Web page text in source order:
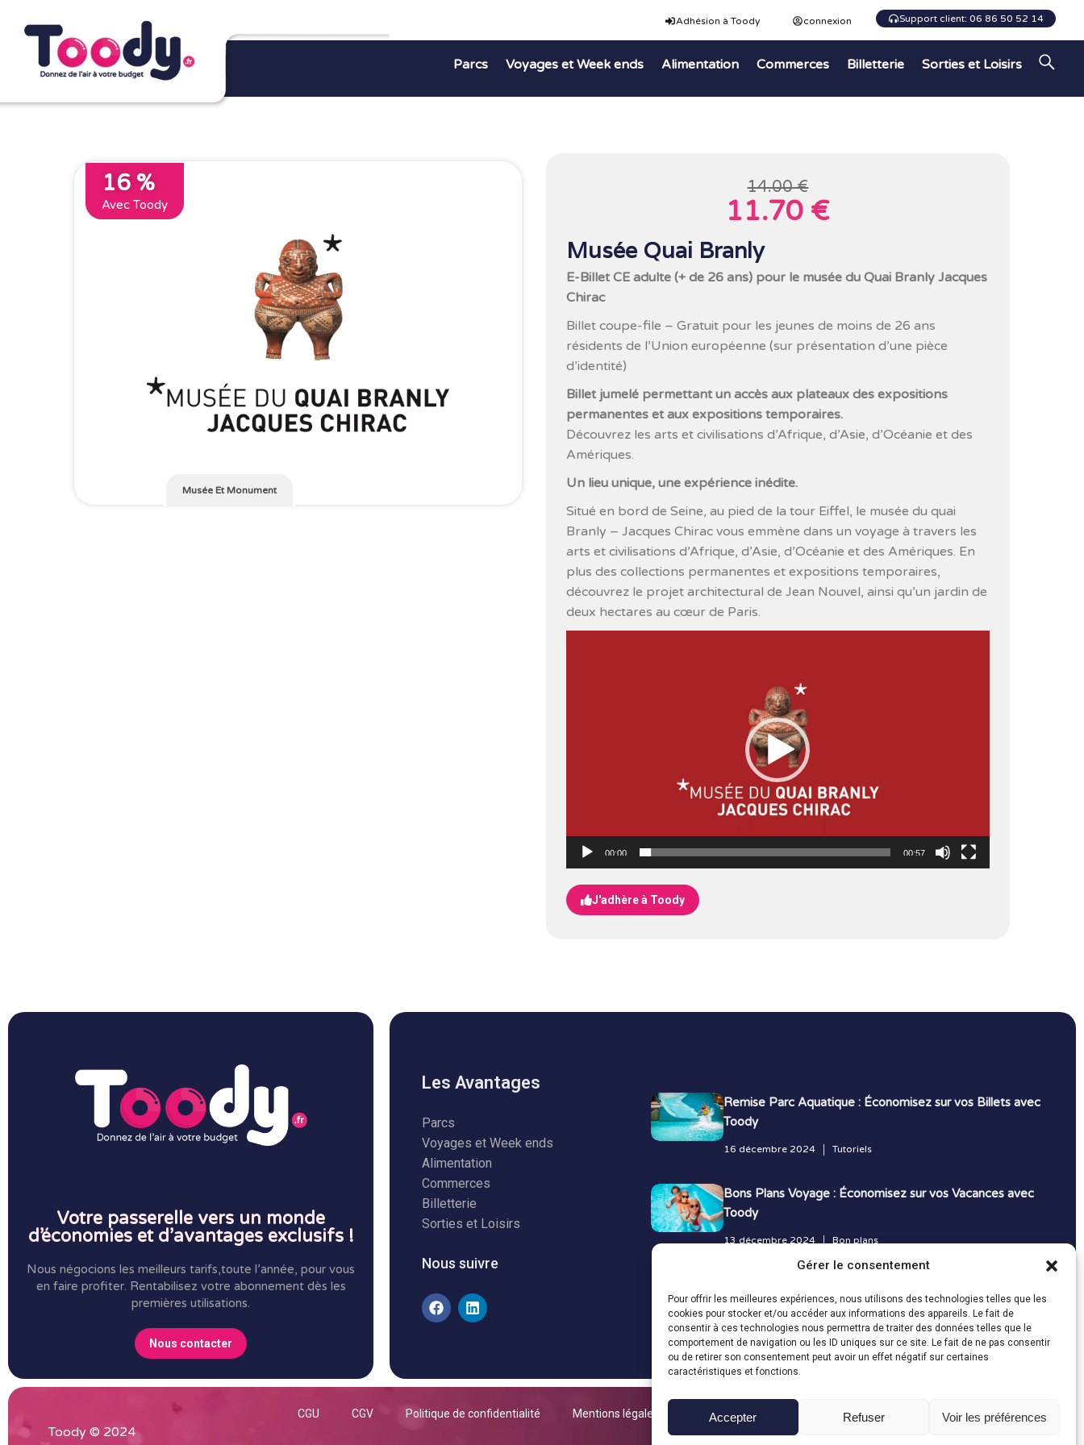
Gérer le consentement
Pour offrir les meilleures expériences, nous utilisons des technologies telles que les
cookies pour stocker et/ou accéder aux informations des appareils. Le fait de
consentir à ces technologies nous permettra de traiter des données telles que le
comportement de navigation ou les ID uniques sur ce site. Le fait de ne pas consentir
ou de retirer son consentement peut avoir un effet négatif sur certaines
caractéristiques et fonctions.
Accepter Refuser Voir les préférences
Adhésion à Toody connexion Support client: 06 86 50 52 14
Parcs Voyages et Week ends Alimentation Commerces Billetterie Sorties et Loisirs
16 %
Avec Toody
Musée Et Monument
14.00 €
11.70 €
Musée Quai Branly
E-Billet CE adulte (+ de 26 ans) pour le musée du Quai Branly Jacques
Chirac
Billet coupe-file – Gratuit pour les jeunes de moins de 26 ans
résidents de l’Union européenne (sur présentation d’une pièce
d’identité)
Billet jumelé permettant un accès aux plateaux des expositions
permanentes et aux expositions temporaires.
Découvrez les arts et civilisations d’Afrique, d’Asie, d’Océanie et des
Amériques.
Un lieu unique, une expérience inédite.
Situé en bord de Seine, au pied de la tour Eiffel, le musée du quai
Branly – Jacques Chirac vous emmène dans un voyage à travers les
arts et civilisations d’Afrique, d’Asie, d’Océanie et des Amériques. En
plus des collections permanentes et expositions temporaires,
découvrez le projet architectural de Jean Nouvel, ainsi qu’un jardin de
deux hectares au cœur de Paris.
00:00 00:57
J'adhère à Toody
Votre passerelle vers un monde
d’économies et d’avantages exclusifs !
Nous négocions les meilleurs tarifs,toute l’année, pour vous
en faire profiter. Rentabilisez votre abonnement dès les
premières utilisations.
Nous contacter
Les Avantages
Parcs
Voyages et Week ends
Alimentation
Commerces
Billetterie
Sorties et Loisirs
Nous suivre
Remise Parc Aquatique : Économisez sur vos Billets avec
Toody
16 décembre 2024 Tutoriels
Bons Plans Voyage : Économisez sur vos Vacances avec
Toody
13 décembre 2024 Bon plans
Toody © 2024
CGU CGV Politique de confidentialité Mentions légales
Fait avec le